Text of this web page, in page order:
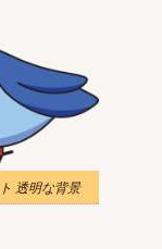
透明な背景